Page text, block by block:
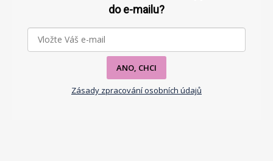
do e-mailu?
ANO, CHCI
Zásady zpracování osobních údajů